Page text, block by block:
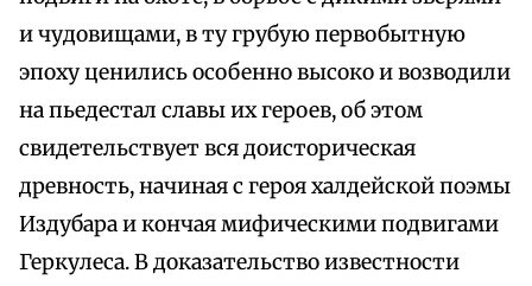
и чудовищами, в ту грубую первобытную
эпоху ценились особенно высоко и возводили
на пьедестал славы их героев, об этом
свидетельствует вся доисторическая
древность, начиная с героя халдейской поэмы
Издубара и кончая мифическими подвигами
Геркулеса. В доказательство известности